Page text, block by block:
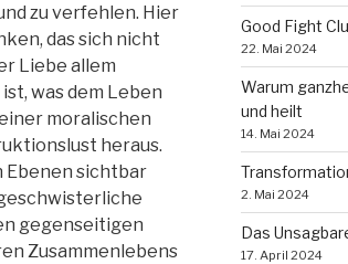
zu verfehlen. Hier
das sich nicht
Liebe allem
was dem Leben
moralischen
heraus.
Ebenen sichtbar
gegenseitigen
Zusammenlebens
Good Fight
22. Mai 2024
Warum
und heilt
14. Mai 2024
2. Mai 2024
Das
17. April 2024